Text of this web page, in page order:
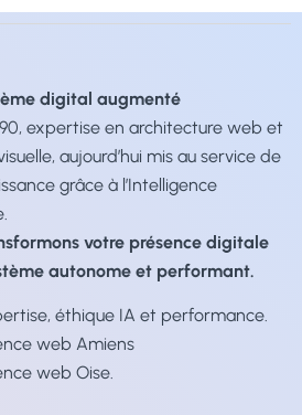
digital augmenté
expertise en architecture web et
aujourd’hui mis au service de
grâce à l’Intelligence
votre présence digitale
autonome et performant.
éthique IA et performance.
web Amiens
web Oise.